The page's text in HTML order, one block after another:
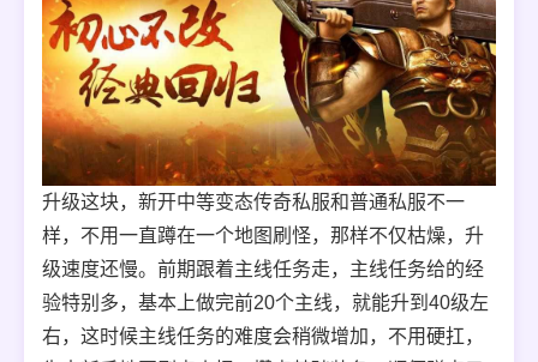
升级这块，新开中等变态传奇私服和普通私服不一
样，不用一直蹲在一个地图刷怪，那样不仅枯燥，升
级速度还慢。前期跟着主线任务走，主线任务给的经
验特别多，基本上做完前20个主线，就能升到40级左
右，这时候主线任务的难度会稍微增加，不用硬扛，